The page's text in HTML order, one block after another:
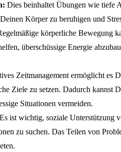
Dies beinhaltet Übungen wie tiefe
Körper zu beruhigen und
körperliche Bewegung
überschüssige Energie
Zeitmanagement ermöglicht es
Ziele zu setzen. Dadurch kannst
Situationen vermeiden.
Es ist wichtig, soziale Unterstützung
zu suchen. Das Teilen von